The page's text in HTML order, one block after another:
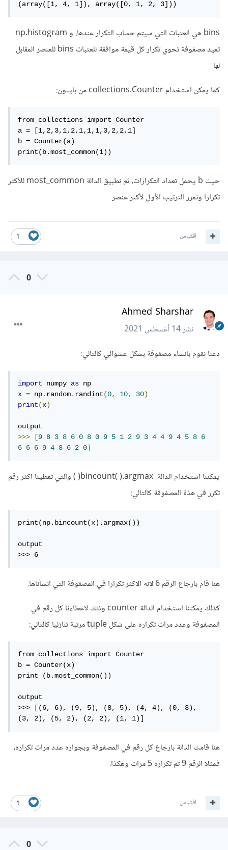
(array([1, 4, 1]), array([0, 1, 2, 3]))
bins هي العتبات التي سيتم حساب التكرار عندها، و np.histogram
تعيد مصفوفة تحوي تكرار كل قيمة موافقة للعتبات bins للعنصر المقابل
لها
كما يمكن استخدام collections.Counter من بايثون:
from collections import Counter
a = [1,2,3,1,2,1,1,1,3,2,2,1]
b = Counter(a)
print(b.most_common(1))
حيث b يحمل تعداد التكرارات، ثم نطبيق الدالة most_common للأكثر
تكرارا ونمرر الترتيب الأول لأكثر عنصر
1 اقتباس
0
Ahmed Sharshar
نشر14 أغسطس 2021
دعنا نقوم بانشاء مصفوفة بشكل عشوائي كالتالي:
import numpy as np
x = np.random.randint(0, 10, 30)
print(x)
>>>
[9 8 3 8 6 0 8 0 9 5 1 2 9 3 4 4 9 4 5 8
6
6
6 6 9 4 8 6 2 0]
يمكننا استخدام الدالة bincount( ).argmax( ) والتي تعطينا اكثر رقم
تكرر في هذة المصفوفة كالتالي:
print(np.bincount(x).argmax())
output
>>> 6
هنا قام بارجاع الرقم 6 لانه الاكثر تكرارا في المصفوفة التي انشأناها.
كذلك يمكننا استخدام الدالة counter وذلك لاعطاءنا كل رقم في
المصفوفة وعدد مرات تكراره على شكل tuple مرتبة تنازليا كالتالي:
from collections import Counter
b = Counter(x)
print (b.most_common())
output
>>> [(6, 6), (9, 5), (8, 5), (4, 4), (0, 3),
(3, 2), (5, 2), (2, 2), (1, 1)]
هنا قامت الدالة بارجاع كل رقم في المصفوفة وبجواره عدد مرات تكراره،
فمثلا الرقم 9 تم تكراره 5 مرات وهكذا.
1 اقتباس
0